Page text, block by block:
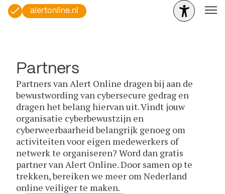
alertonline.nl
Partners
Partners van Alert Online dragen bij aan de
bewustwording van cybersecure gedrag en
dragen het belang hiervan uit. Vindt jouw
organisatie cyberbewustzijn en
cyberweerbaarheid belangrijk genoeg om
activiteiten voor eigen medewerkers of
netwerk te organiseren? Word dan gratis
partner van Alert Online. Door samen op te
trekken, bereiken we meer om Nederland
online veiliger te maken.